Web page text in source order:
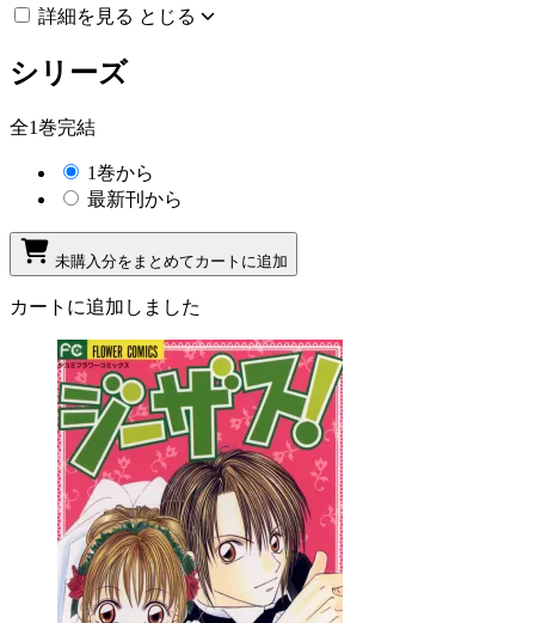
詳細を見る とじる
シリーズ
全1巻完結
1巻から
最新刊から
未購入分をまとめてカートに追加
カートに追加しました